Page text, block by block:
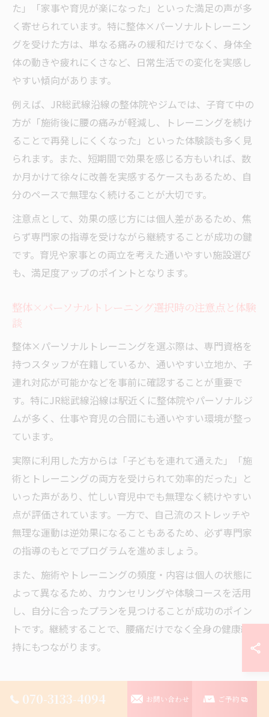
た」「家事や育児が楽になった」といった満足の声が多
く寄せられています。特に整体×パーソナルトレーニン
グを受けた方は、単なる痛みの緩和だけでなく、身体全
体の動きや疲れにくさなど、日常生活での変化を実感し
やすい傾向があります。
例えば、JR総武線沿線の整体院やジムでは、子育て中の
方が「施術後に腰の痛みが軽減し、トレーニングを続け
ることで再発しにくくなった」といった体験談も多く見
られます。また、短期間で効果を感じる方もいれば、数
か月かけて徐々に改善を実感するケースもあるため、自
分のペースで無理なく続けることが大切です。
注意点として、効果の感じ方には個人差があるため、焦
らず専門家の指導を受けながら継続することが成功の鍵
です。育児や家事との両立を考えた通いやすい施設選び
も、満足度アップのポイントとなります。
整体×パーソナルトレーニング選択時の注意点と体験
談
整体×パーソナルトレーニングを選ぶ際は、専門資格を
持つスタッフが在籍しているか、通いやすい立地か、子
連れ対応が可能かなどを事前に確認することが重要で
す。特にJR総武線沿線は駅近くに整体院やパーソナルジ
ムが多く、仕事や育児の合間にも通いやすい環境が整っ
ています。
実際に利用した方からは「子どもを連れて通えた」「施
術とトレーニングの両方を受けられて効率的だった」と
いった声があり、忙しい育児中でも無理なく続けやすい
点が評価されています。一方で、自己流のストレッチや
無理な運動は逆効果になることもあるため、必ず専門家
の指導のもとでプログラムを進めましょう。
また、施術やトレーニングの頻度・内容は個人の状態に
よって異なるため、カウンセリングや体験コースを活用
し、自分に合ったプランを見つけることが成功のポイン
トです。継続することで、腰痛だけでなく全身の健康維
持にもつながります。
忙しい育児世代へ整体と運動の選び
070-3133-4094 お問い合わせ ご予約